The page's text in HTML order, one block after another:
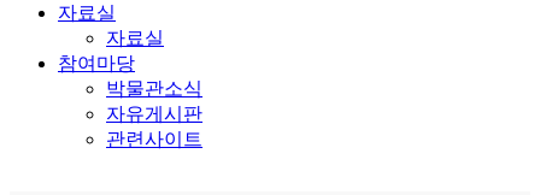
자료실
자료실
참여마당
박물관소식
자유게시판
관련사이트